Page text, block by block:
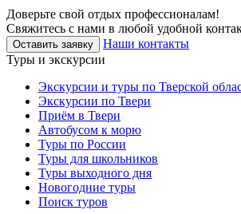
Доверьте свой отдых профессионалам!
Свяжитесь с нами в любой удобной
Оставить заявку
Наши контакты
Туры и экскурсии
Экскурсии и туры по Тверской
Экскурсии по Твери
Приём в Твери
Автобусом к морю
Туры по России
Туры для школьников
Туры выходного дня
Новогодние туры
Поиск туров